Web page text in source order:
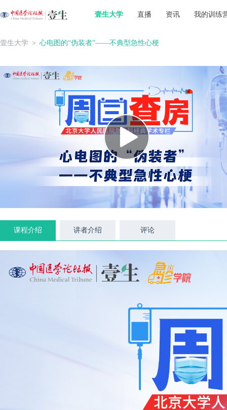
壹生大学 直播 资讯 我的训练
壹生大学 ＞ 心电图的“伪装者”——不典型急性心梗
课程介绍 讲者介绍 评论